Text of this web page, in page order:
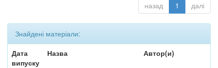
назад 1 далі
Знайдені матеріали:
Дата
випуску
Назва Автор(и)